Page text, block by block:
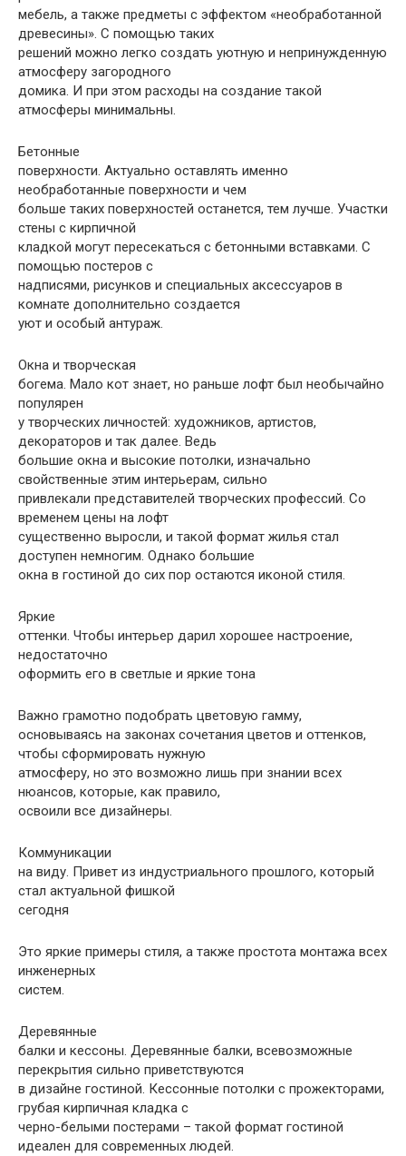
мебель, а также предметы с эффектом «необработанной
древесины». С помощью таких
решений можно легко создать уютную и непринужденную
атмосферу загородного
домика. И при этом расходы на создание такой
атмосферы минимальны.
Бетонные
поверхности. Актуально оставлять именно
необработанные поверхности и чем
больше таких поверхностей останется, тем лучше. Участки
стены с кирпичной
кладкой могут пересекаться с бетонными вставками. С
помощью постеров с
надписями, рисунков и специальных аксессуаров в
комнате дополнительно создается
уют и особый антураж.
Окна и творческая
богема. Мало кот знает, но раньше лофт был необычайно
популярен
у творческих личностей: художников, артистов,
декораторов и так далее. Ведь
большие окна и высокие потолки, изначально
свойственные этим интерьерам, сильно
привлекали представителей творческих профессий. Со
временем цены на лофт
существенно выросли, и такой формат жилья стал
доступен немногим. Однако большие
окна в гостиной до сих пор остаются иконой стиля.
Яркие
оттенки. Чтобы интерьер дарил хорошее настроение,
недостаточно
оформить его в светлые и яркие тона
Важно грамотно подобрать цветовую гамму,
основываясь на законах сочетания цветов и оттенков,
чтобы сформировать нужную
атмосферу, но это возможно лишь при знании всех
нюансов, которые, как правило,
освоили все дизайнеры.
Коммуникации
на виду. Привет из индустриального прошлого, который
стал актуальной фишкой
сегодня
Это яркие примеры стиля, а также простота монтажа всех
инженерных
систем.
Деревянные
балки и кессоны. Деревянные балки, всевозможные
перекрытия сильно приветствуются
в дизайне гостиной. Кессонные потолки с прожекторами,
грубая кирпичная кладка с
черно-белыми постерами – такой формат гостиной
идеален для современных людей.